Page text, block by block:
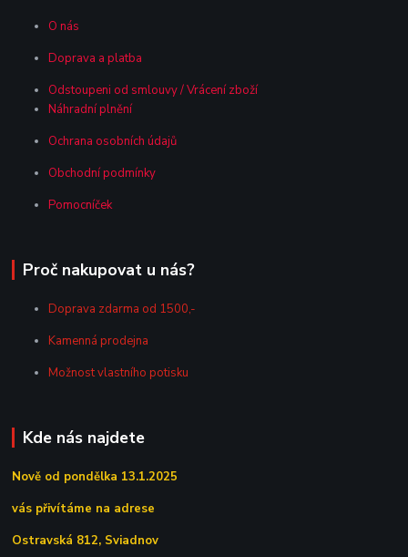
O nás
Doprava a platba
Odstoupeni od smlouvy / Vrácení zboží
Náhradní plnění
Ochrana osobních údajů
Obchodní podmínky
Pomocníček
Proč nakupovat u nás?
Doprava zdarma od 1500,-
Kamenná prodejna
Možnost vlastního potisku
Kde nás najdete
Nově od pondělka 13.1.2025
vás přivítáme na adrese
Ostravská 812, Sviadnov